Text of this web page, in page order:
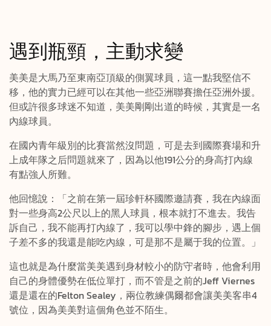
遇到瓶頸，主動求變
美美是大馬乃至東南亞頂級的側翼球員，這一點我堅信不
移，他的實力已經可以在其他一些亞洲聯賽擔任亞洲外援。
但或許很多球迷不知道，美美剛剛出道的時候，其實是一名
內線球員。
在國內青年級別的比賽當然沒問題，可是去到國際賽場和升
上成年隊之后問題就來了，因為以他191公分的身高打內線
有點強人所難。
他回憶說：「之前在第一屆珍軒杯國際邀請賽，我在內線面
對一些身高2公尺以上的黑人球員，根本就打不進去。我告
訴自己，我不能再打內線了，我可以學中鋒的腳步，遇上個
子差不多的我還是能吃內線，可是那不是屬于我的位置。」
這也就是為什麼當美美遇到身材較小的防守者時，他會利用
自己的身體優勢在低位單打，而不管是之前的Jeff Viernes
還是還在的Felton Sealey，兩位教練偶爾都會讓美美客串4
號位，因為美美對這個角色並不陌生。